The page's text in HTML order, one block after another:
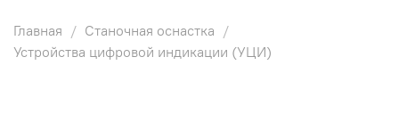
Главная
Станочная оснастка
Устройства цифровой индикации (УЦИ)